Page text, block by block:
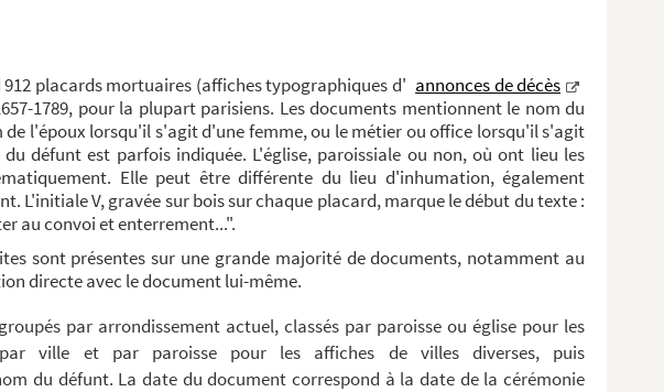
d'honneur au p...
placards mortuaires (affiches typographiques d' annonces de décès
1789, pour la plupart parisiens. Les documents mentionnent le nom du
de l'époux lorsqu'il s'agit d'une femme, ou le métier ou office lorsqu'il s'agit
défunt est parfois indiquée. L'église, paroissiale ou non, où ont lieu les
Elle peut être différente du lieu d'inhumation, également
L'initiale V, gravée sur bois sur chaque placard, marque le début du texte :
au convoi et enterrement...".
sont présentes sur une grande majorité de documents, notamment au
directe avec le document lui-même.
par arrondissement actuel, classés par paroisse ou église pour les
par ville et par paroisse pour les affiches de villes diverses, puis
du défunt. La date du document correspond à la date de la cérémonie